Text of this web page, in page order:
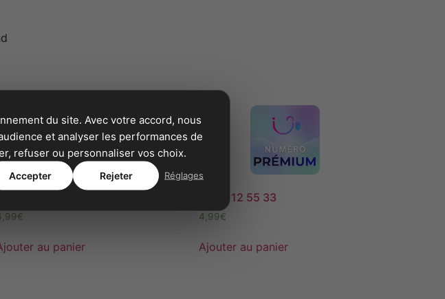
€
au panier
09 72 12 55 33
4,99€
Ajouter au panier
du site. Avec votre accord, nous
et analyser les performances de
refuser ou personnaliser vos choix.
Accepter Rejeter Réglages